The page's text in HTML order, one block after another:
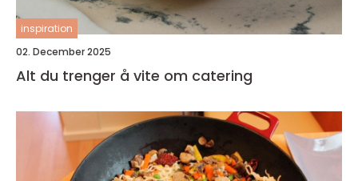
inspiration
02. December 2025
Alt du trenger å vite om catering